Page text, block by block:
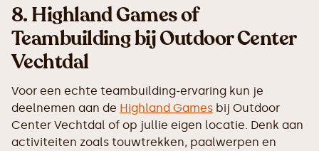
8.Highland Games of
Teambuilding bij Outdoor Center
Vechtdal
Voor een echte teambuilding-ervaring kun je
deelnemen aan de Highland Games bij Outdoor
Center Vechtdal of op jullie eigen locatie. Denk aan
activiteiten zoals touwtrekken, paalwerpen en